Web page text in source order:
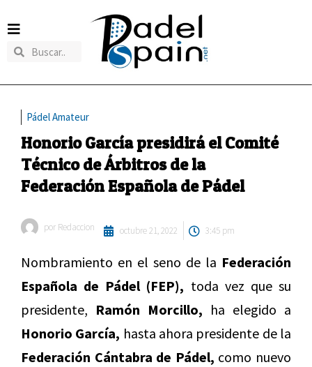
Pádel Amateur
Honorio García presidirá el Comité
Técnico de Árbitros de la
Federación Española de Pádel
por Redaccion octubre 21, 2022 3:45 pm
Nombramiento en el seno de la Federación
Española de Pádel (FEP), toda vez que su
presidente, Ramón Morcillo, ha elegido a
Honorio García, hasta ahora presidente de la
Federación Cántabra de Pádel, como nuevo